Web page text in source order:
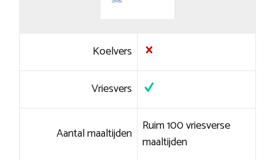
Koelvers
Vriesvers
Aantal maaltijden Ruim 100 vriesverse
maaltijden